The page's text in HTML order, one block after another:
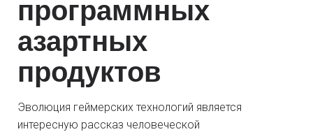
программных
азартных
продуктов
Эволюция геймерских технологий является
интересную рассказ человеческой